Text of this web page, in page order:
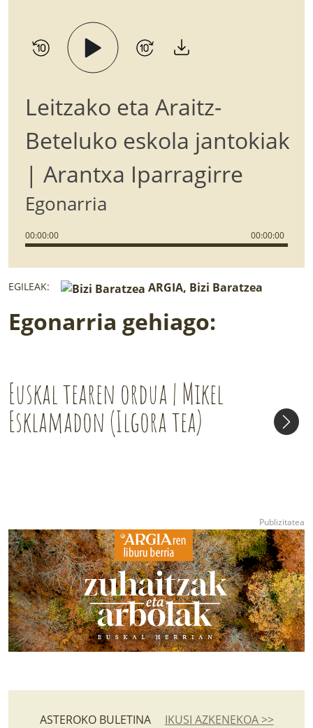
Leitzako eta Araitz-
Beteluko eskola jantokiak
| Arantxa Iparragirre
Egonarria
00:00:00 00:00:00
EGILEAK: ARGIA, Bizi Baratzea
Egonarria gehiago:
Euskal tearen ordua | Mikel
Esklamadon (Ilgora tea)
ASTEROKO BULETINA IKUSI AZKENEKOA >>